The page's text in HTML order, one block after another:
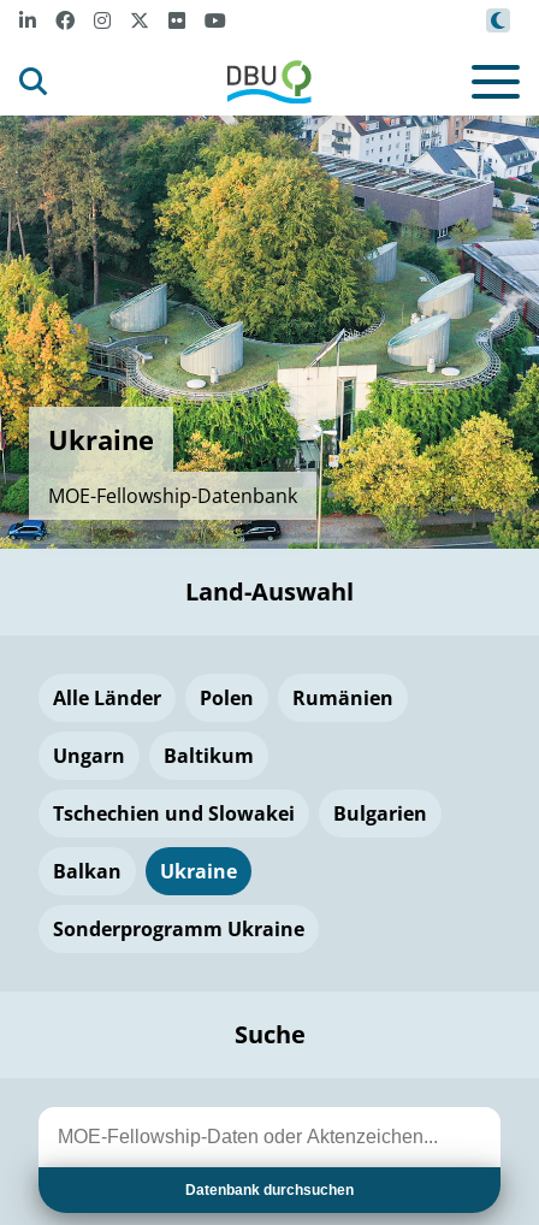
Ukraine
MOE-Fellowship-Datenbank
Land-Auswahl
Alle Länder Polen Rumänien
Ungarn Baltikum
Tschechien und Slowakei Bulgarien
Balkan Ukraine
Sonderprogramm Ukraine
Suche
Datenbank durchsuchen